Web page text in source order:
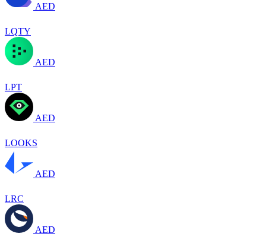
AED
LQTY
AED
LPT
AED
LOOKS
AED
LRC
AED